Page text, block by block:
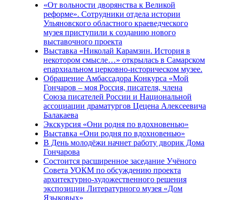
«От вольности дворянства к Великой
реформе». Сотрудники отдела истории
Ульяновского областного краеведческого
музея приступили к созданию нового
выставочного проекта
Выставка «Николай Карамзин. История в
некотором смысле…» открылась в Самарском
епархиальном церковно-историческом музее.
Обращение Амбассадора Конкурса «Мой
Гончаров – моя Россия, писателя, члена
Союза писателей России и Национальной
ассоциации драматургов Цецена Алексеевича
Балакаева
Экскурсия «Они родня по вдохновенью»
Выставка «Они родня по вдохновенью»
В День молодёжи начнет работу дворик Дома
Гончарова
Состоится расширенное заседание Учёного
Совета УОКМ по обсуждению проекта
архитектурно-художественного решения
экспозиции Литературного музея «Дом
Языковых»